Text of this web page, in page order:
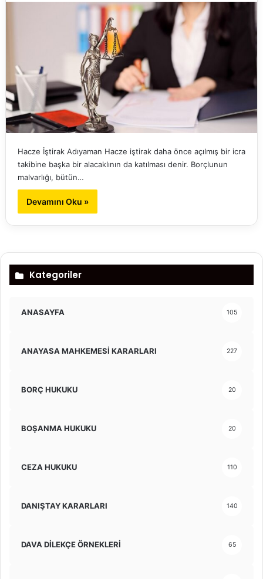
Hacze İştirak Adıyaman Hacze iştirak daha önce açılmış bir icra
takibine başka bir alacaklının da katılması denir. Borçlunun
malvarlığı, bütün…
Devamını Oku »
Kategoriler
ANASAYFA 105
ANAYASA MAHKEMESİ KARARLARI 227
BORÇ HUKUKU 20
BOŞANMA HUKUKU 20
CEZA HUKUKU 110
DANIŞTAY KARARLARI 140
DAVA DİLEKÇE ÖRNEKLERİ 65